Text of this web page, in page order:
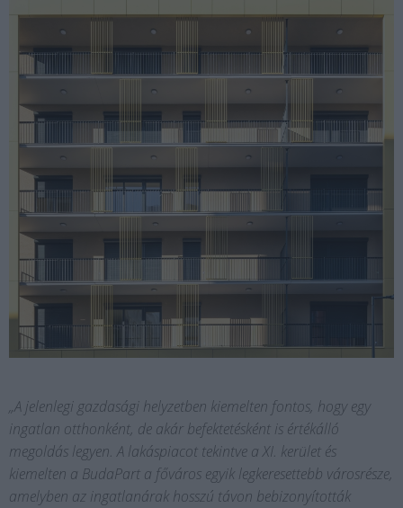
„A jelenlegi gazdasági helyzetben kiemelten fontos, hogy egy
ingatlan otthonként, de akár befektetésként is értékálló
megoldás legyen. A lakáspiacot tekintve a XI. kerület és
kiemelten a BudaPart a főváros egyik legkeresettebb városrésze,
amelyben az ingatlanárak hosszú távon bebizonyították